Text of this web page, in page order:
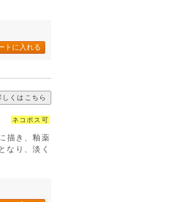
しくはこちら
ネコポス可
描き、釉薬
なり、淡く